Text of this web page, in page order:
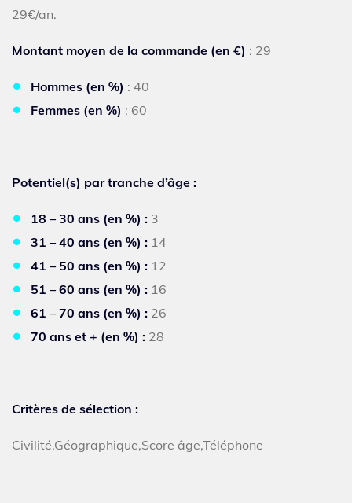
29€/an.
Montant moyen de la commande (en €) : 29
Hommes (en %) : 40
Femmes (en %) : 60
Potentiel(s) par tranche d’âge :
18 – 30 ans (en %) : 3
31 – 40 ans (en %) : 14
41 – 50 ans (en %) : 12
51 – 60 ans (en %) : 16
61 – 70 ans (en %) : 26
70 ans et + (en %) : 28
Critères de sélection :
Civilité,Géographique,Score âge,Téléphone